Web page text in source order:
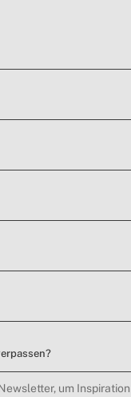
um